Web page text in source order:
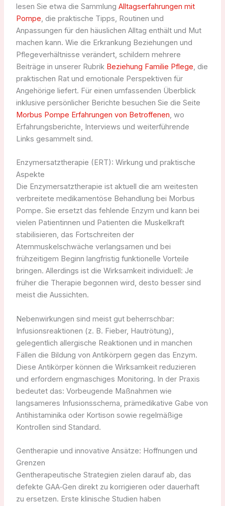
lesen Sie etwa die Sammlung Alltagserfahrungen mit
Pompe, die praktische Tipps, Routinen und
Anpassungen für den häuslichen Alltag enthält und Mut
machen kann. Wie die Erkrankung Beziehungen und
Pflegeverhältnisse verändert, schildern mehrere
Beiträge in unserer Rubrik Beziehung Familie Pflege, die
praktischen Rat und emotionale Perspektiven für
Angehörige liefert. Für einen umfassenden Überblick
inklusive persönlicher Berichte besuchen Sie die Seite
Morbus Pompe Erfahrungen von Betroffenen, wo
Erfahrungsberichte, Interviews und weiterführende
Links gesammelt sind.
Enzymersatztherapie (ERT): Wirkung und praktische
Aspekte
Die Enzymersatztherapie ist aktuell die am weitesten
verbreitete medikamentöse Behandlung bei Morbus
Pompe. Sie ersetzt das fehlende Enzym und kann bei
vielen Patientinnen und Patienten die Muskelkraft
stabilisieren, das Fortschreiten der
Atemmuskelschwäche verlangsamen und bei
frühzeitigem Beginn langfristig funktionelle Vorteile
bringen. Allerdings ist die Wirksamkeit individuell: Je
früher die Therapie begonnen wird, desto besser sind
meist die Aussichten.
Nebenwirkungen sind meist gut beherrschbar:
Infusionsreaktionen (z. B. Fieber, Hautrötung),
gelegentlich allergische Reaktionen und in manchen
Fällen die Bildung von Antikörpern gegen das Enzym.
Diese Antikörper können die Wirksamkeit reduzieren
und erfordern engmaschiges Monitoring. In der Praxis
bedeutet das: Vorbeugende Maßnahmen wie
langsameres Infusionsschema, prämedikative Gabe von
Antihistaminika oder Kortison sowie regelmäßige
Kontrollen sind Standard.
Gentherapie und innovative Ansätze: Hoffnungen und
Grenzen
Gentherapeutische Strategien zielen darauf ab, das
defekte GAA‑Gen direkt zu korrigieren oder dauerhaft
zu ersetzen. Erste klinische Studien haben